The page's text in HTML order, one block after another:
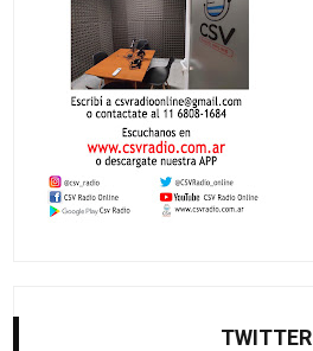
TWITTER